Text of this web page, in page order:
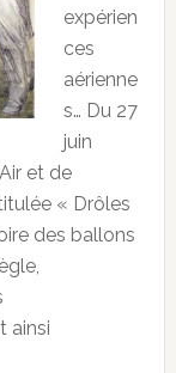
expérien
ces
aérienne
s… Du 27
juin
et de
« Drôles
des ballons
ainsi